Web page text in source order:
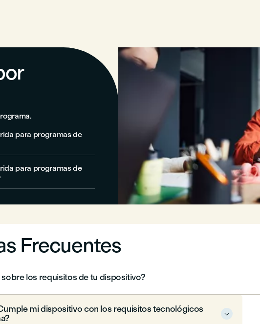
para programas de
para programas de
Frecuentes
los requisitos de tu dispositivo?

mi dispositivo con los requisitos tecnológicos